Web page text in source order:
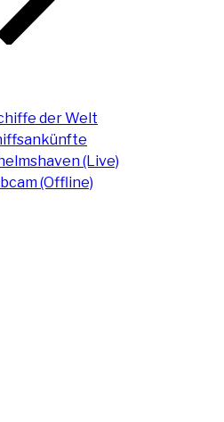
der Welt
(Live)
(Offline)